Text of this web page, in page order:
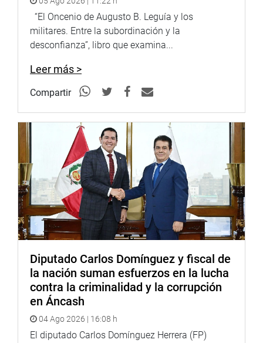
“El Oncenio de Augusto B. Leguía y los
militares. Entre la subordinación y la
desconfianza”, libro que examina...
Leer más >
Compartir
Diputado Carlos Domínguez y fiscal de
la nación suman esfuerzos en la lucha
contra la criminalidad y la corrupción
en Áncash
04 Ago 2026 | 16:08 h
El diputado Carlos Domínguez Herrera (FP)